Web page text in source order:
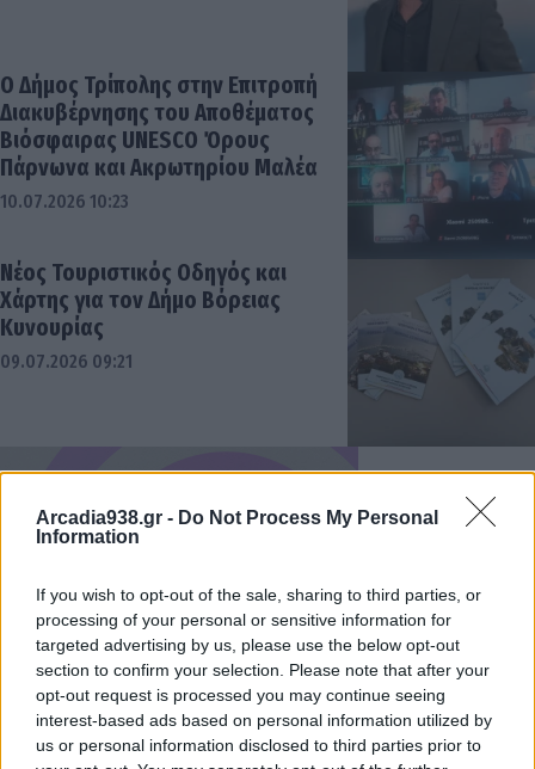
Arcadia938.gr - Do Not Process My Personal
Information
If you wish to opt-out of the sale, sharing to third parties, or
processing of your personal or sensitive information for
targeted advertising by us, please use the below opt-out
section to confirm your selection. Please note that after your
opt-out request is processed you may continue seeing
interest-based ads based on personal information utilized by
us or personal information disclosed to third parties prior to
Ο Δήμος Τρίπολης στην Επιτροπή
Διακυβέρνησης του Αποθέματος
Βιόσφαιρας UNESCO Όρους
Πάρνωνα και Ακρωτηρίου Μαλέα
10.07.2026 10:23
Νέος Τουριστικός Οδηγός και
Χάρτης για τον Δήμο Βόρειας
Κυνουρίας
09.07.2026 09:21
Νεάπολη Βοιών: Σταυροδρόμι